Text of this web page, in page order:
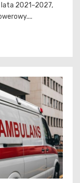
lata 2021–2027,